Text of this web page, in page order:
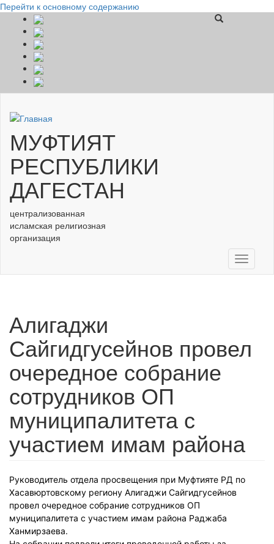
Перейти к основному содержанию
МУФТИЯТ
РЕСПУБЛИКИ
ДАГЕСТАН
централизованная
исламская религиозная
организация
Toggle
Алигаджи
Сайгидгусейнов провел
очередное собрание
сотрудников ОП
муниципалитета с
участием имам района
Руководитель отдела просвещения при Муфтияте РД по
Хасавюртовскому региону Алигаджи Сайгидгусейнов
провел очередное собрание сотрудников ОП
муниципалитета с участием имам района Раджаба
Ханмирзаева.